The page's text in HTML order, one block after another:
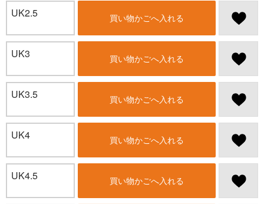
UK2.5 買い物かごへ入れる
UK3 買い物かごへ入れる
UK3.5 買い物かごへ入れる
UK4 買い物かごへ入れる
UK4.5 買い物かごへ入れる